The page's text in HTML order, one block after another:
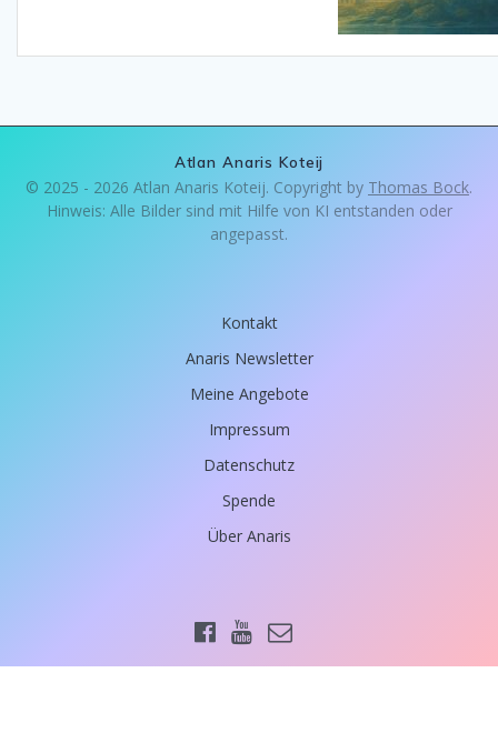
Atlan Anaris Koteij
© 2025 - 2026 Atlan Anaris Koteij. Copyright by Thomas Bock.
Hinweis: Alle Bilder sind mit Hilfe von KI entstanden oder
angepasst.
Kontakt
Anaris Newsletter
Meine Angebote
Impressum
Datenschutz
Spende
Über Anaris